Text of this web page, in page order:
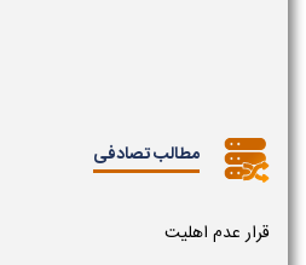
مطالب تصادفی
قرار عدم اهلیت